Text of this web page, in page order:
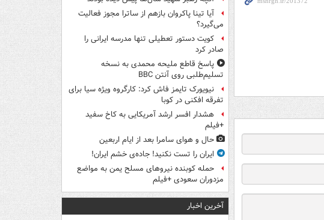
آیا تینا پاکروان بازهم از ساترا مجوز فعالیت
می‌گیرد؟
کویت دستور تعطیلی تنها مدرسه ایرانی را
صادر کرد
پاسخ قاطع ملیحه محمدی به نسخه
تسلیم‌طلبی روی آنتن BBC
نیویورک تایمز فاش کرد: کارگروه ویژه سیا برای
تفرقه افکنی در کوبا
هشدار افسر ارشد آمریکایی به کاخ سفید
+فیلم
حال و هوای سامرا بعد از ایام اربعین
ایران را تست نکنید! جاده‌ی خشم ایران!
حمله کوبنده نیروهای مسلح یمن به مواضع
مزدوران سعودی +فیلم
آخرین اخبار